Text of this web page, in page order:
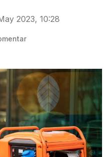
2023, 10:28